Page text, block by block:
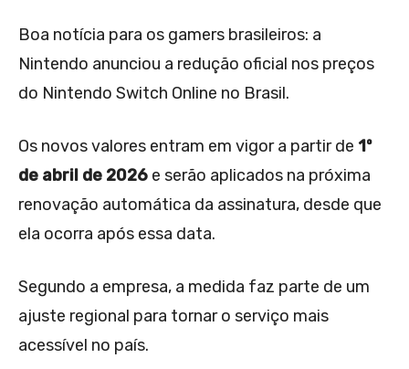
Boa notícia para os gamers brasileiros: a
Nintendo anunciou a redução oficial nos preços
do Nintendo Switch Online no Brasil.
Os novos valores entram em vigor a partir de 1º
de abril de 2026 e serão aplicados na próxima
renovação automática da assinatura, desde que
ela ocorra após essa data.
Segundo a empresa, a medida faz parte de um
ajuste regional para tornar o serviço mais
acessível no país.